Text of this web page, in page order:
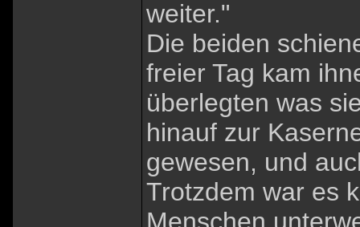
weiter."
Die beiden
freier Tag kam
überlegten was
hinauf zur
gewesen, und
Trotzdem war es